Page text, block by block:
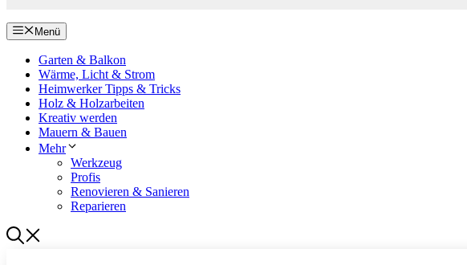
Menü
Garten & Balkon
Wärme, Licht & Strom
Heimwerker Tipps & Tricks
Holz & Holzarbeiten
Kreativ werden
Mauern & Bauen
Mehr
Werkzeug
Profis
Renovieren & Sanieren
Reparieren